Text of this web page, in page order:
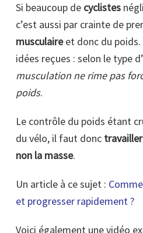
Si beaucoup de cyclistes
c’est aussi par crainte de
musculaireet donc du
idées reçues : selon le type
musculation ne rime pas
poids.
Le contrôle du poids étant
du vélo, il faut donc
non la masse.
Un article à ce sujet :
et progresser rapidement ?
Voici également une vidéo